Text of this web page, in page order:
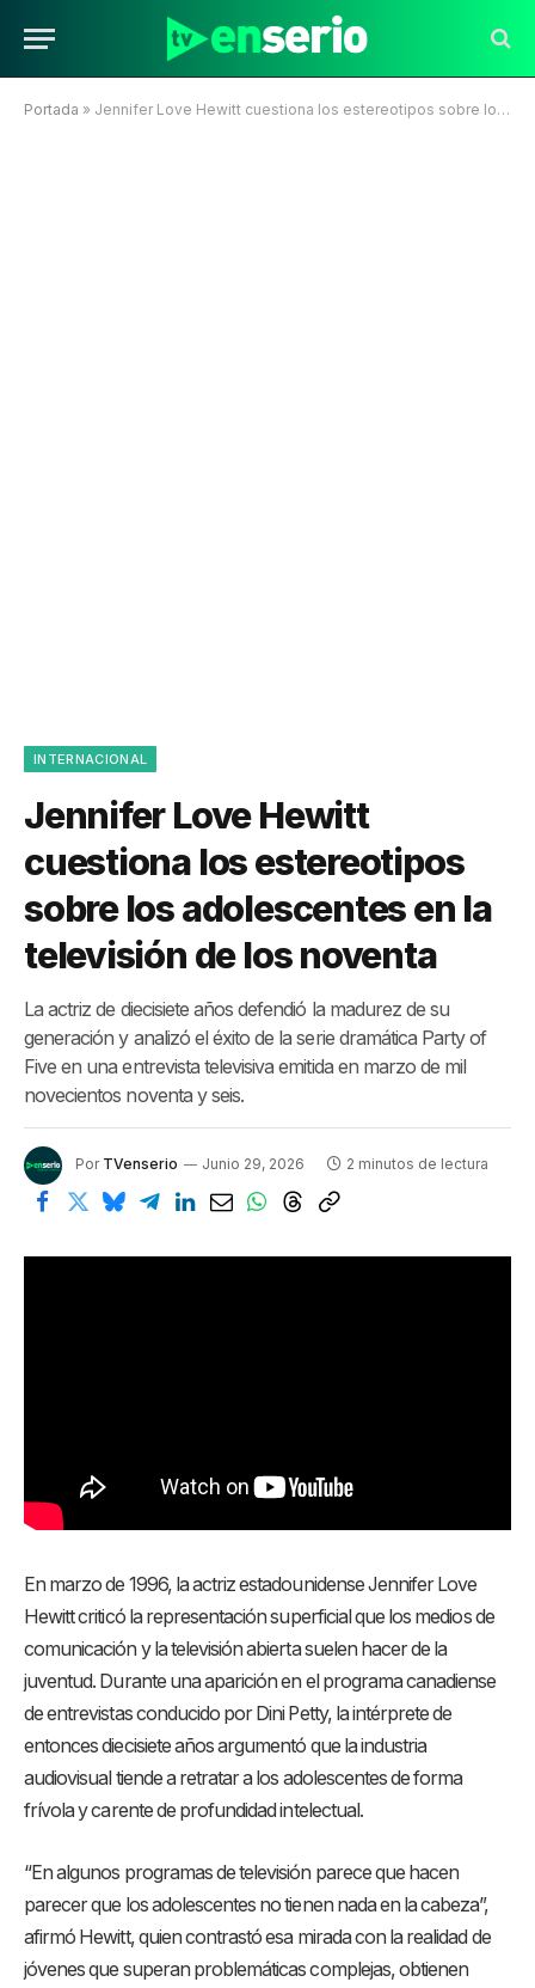
Portada » Jennifer Love Hewitt cuestiona los estereotipos sobre los adolescentes en la televisión de los noventa
INTERNACIONAL
Jennifer Love Hewitt
cuestiona los estereotipos
sobre los adolescentes en la
televisión de los noventa
La actriz de diecisiete años defendió la madurez de su
generación y analizó el éxito de la serie dramática Party of
Five en una entrevista televisiva emitida en marzo de mil
novecientos noventa y seis.
Por TVenserio Junio 29, 2026 2 minutos de lectura
En marzo de 1996, la actriz estadounidense Jennifer Love
Hewitt criticó la representación superficial que los medios de
comunicación y la televisión abierta suelen hacer de la
juventud. Durante una aparición en el programa canadiense
de entrevistas conducido por Dini Petty, la intérprete de
entonces diecisiete años argumentó que la industria
audiovisual tiende a retratar a los adolescentes de forma
frívola y carente de profundidad intelectual.
“En algunos programas de televisión parece que hacen
parecer que los adolescentes no tienen nada en la cabeza”,
afirmó Hewitt, quien contrastó esa mirada con la realidad de
jóvenes que superan problemáticas complejas, obtienen